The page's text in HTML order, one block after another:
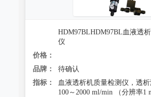
HDM97BLHDM97BL血液透
仪
价格：
品牌：
待确认
指标：
血液透析机质量检测仪，透
100～2000 ml/min （分辨率1